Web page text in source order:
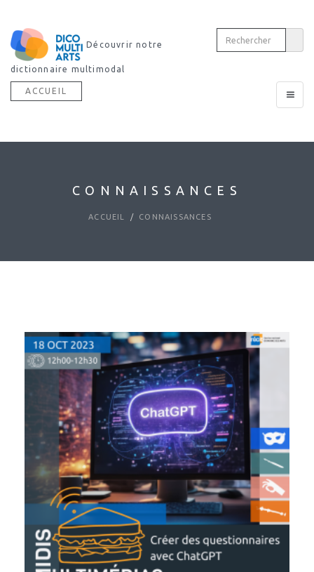
Découvrir notre
dictionnaire multimodal
Toggle
ACCUEIL
CONNAISSANCES
ACCUEIL CONNAISSANCES